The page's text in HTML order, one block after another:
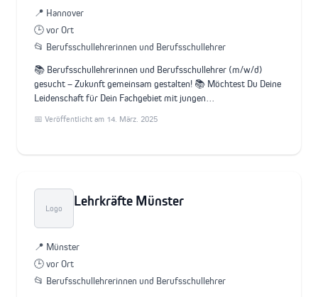
📍 Hannover
🕒 vor Ort
📂 Berufsschullehrerinnen und Berufsschullehrer
📚 Berufsschullehrerinnen und Berufsschullehrer (m/w/d)
gesucht – Zukunft gemeinsam gestalten! 📚 Möchtest Du Deine
Leidenschaft für Dein Fachgebiet mit jungen…
📅 Veröffentlicht am 14. März. 2025
Logo Lehrkräfte Münster
📍 Münster
🕒 vor Ort
📂 Berufsschullehrerinnen und Berufsschullehrer